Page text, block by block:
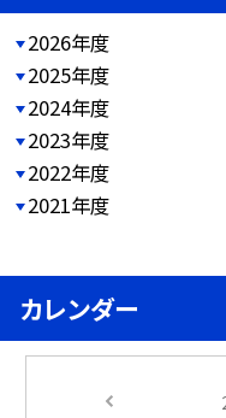
2026年度
2025年度
2024年度
2023年度
2022年度
2021年度
カレンダー